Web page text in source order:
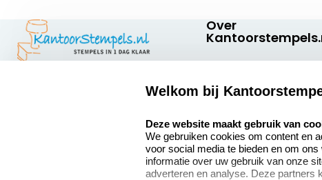
Over
Bedrijfsgegevens
Extra informatie
Onze vacatures
Welkom bij
Deze website maakt gebruik van
We gebruiken cookies om content en
voor social media te bieden en om
informatie over uw gebruik van onze
adverteren en analyse. Deze partners